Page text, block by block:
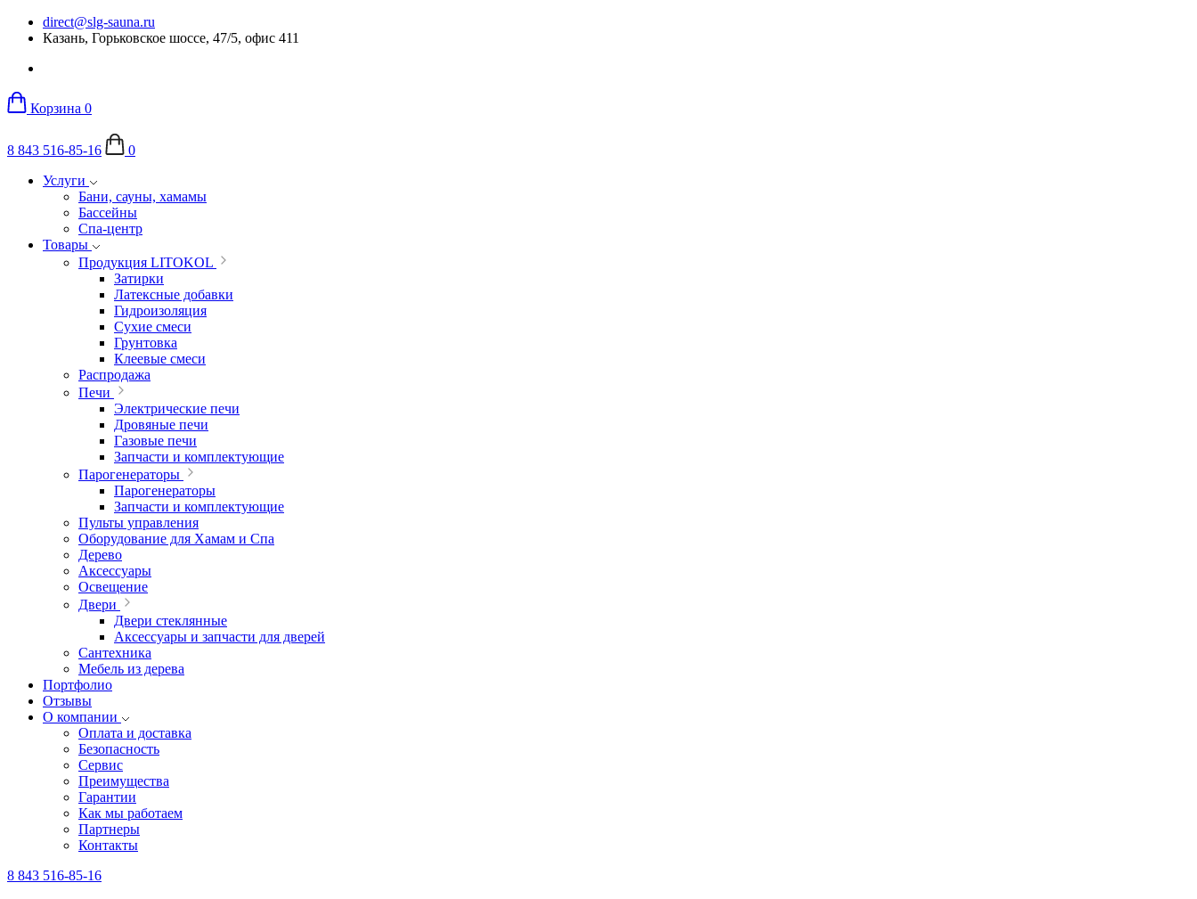
direct@slg-sauna.ru
Казань, Горьковское шоссе, 47/5, офис 411
Корзина 0
8 843 516-85-16
0
Услуги
Бани, сауны, хамамы
Бассейны
Спа-центр
Товары
Продукция LITOKOL
Затирки
Латексные добавки
Гидроизоляция
Сухие смеси
Грунтовка
Клеевые смеси
Распродажа
Печи
Электрические печи
Дровяные печи
Газовые печи
Запчасти и комплектующие
Парогенераторы
Парогенераторы
Запчасти и комплектующие
Пульты управления
Оборудование для Хамам и Спа
Дерево
Аксессуары
Освещение
Двери
Двери стеклянные
Аксессуары и запчасти для дверей
Сантехника
Мебель из дерева
Портфолио
Отзывы
О компании
Оплата и доставка
Безопасность
Сервис
Преимущества
Гарантии
Как мы работаем
Партнеры
Контакты
8 843 516-85-16